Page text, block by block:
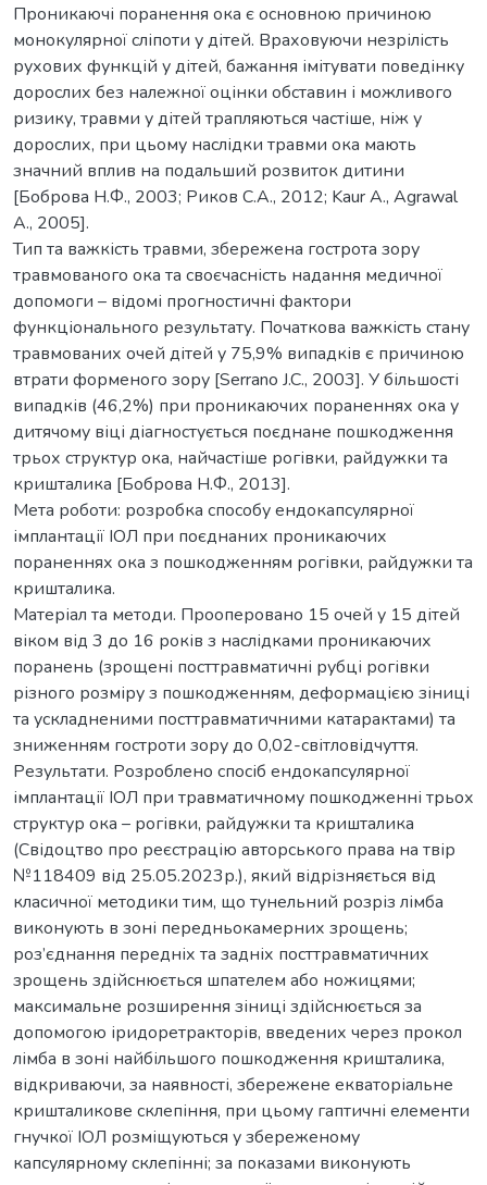
Проникаючі поранення ока є основною причиною
монокулярної сліпоти у дітей. Враховуючи незрілість
рухових функцій у дітей, бажання імітувати поведінку
дорослих без належної оцінки обставин і можливого
ризику, травми у дітей трапляються частіше, ніж у
дорослих, при цьому наслідки травми ока мають
значний вплив на подальший розвиток дитини
[Боброва Н.Ф., 2003; Риков С.А., 2012; Kaur A., Agrawal
A., 2005].
Тип та важкість травми, збережена гострота зору
травмованого ока та своєчасність надання медичної
допомоги – відомі прогностичні фактори
функціонального результату. Початкова важкість стану
травмованих очей дітей у 75,9% випадків є причиною
втрати форменого зору [Serrano J.C., 2003]. У більшості
випадків (46,2%) при проникаючих пораненнях ока у
дитячому віці діагностується поєднане пошкодження
трьох структур ока, найчастіше рогівки, райдужки та
кришталика [Боброва Н.Ф., 2013].
Мета роботи: розробка способу ендокапсулярної
імплантації ІОЛ при поєднаних проникаючих
пораненнях ока з пошкодженням рогівки, райдужки та
кришталика.
Матеріал та методи. Прооперовано 15 очей у 15 дітей
віком від 3 до 16 років з наслідками проникаючих
поранень (зрощені посттравматичні рубці рогівки
різного розміру з пошкодженням, деформацією зіниці
та ускладненими посттравматичними катарактами) та
зниженням гостроти зору до 0,02-світловідчуття.
Результати. Розроблено спосіб ендокапсулярної
імплантації ІОЛ при травматичному пошкодженні трьох
структур ока – рогівки, райдужки та кришталика
(Свідоцтво про реєстрацію авторського права на твір
№118409 від 25.05.2023р.), який відрізняється від
класичної методики тим, що тунельний розріз лімба
виконують в зоні передньокамерних зрощень;
роз’єднання передніх та задніх посттравматичних
зрощень здійснюється шпателем або ножицями;
максимальне розширення зіниці здійснюється за
допомогою іридоретракторів, введених через прокол
лімба в зоні найбільшого пошкодження кришталика,
відкриваючи, за наявності, збережене екваторіальне
кришталикове склепіння, при цьому гаптичні елементи
гнучкої ІОЛ розміщуються у збереженому
капсулярному склепінні; за показами виконують